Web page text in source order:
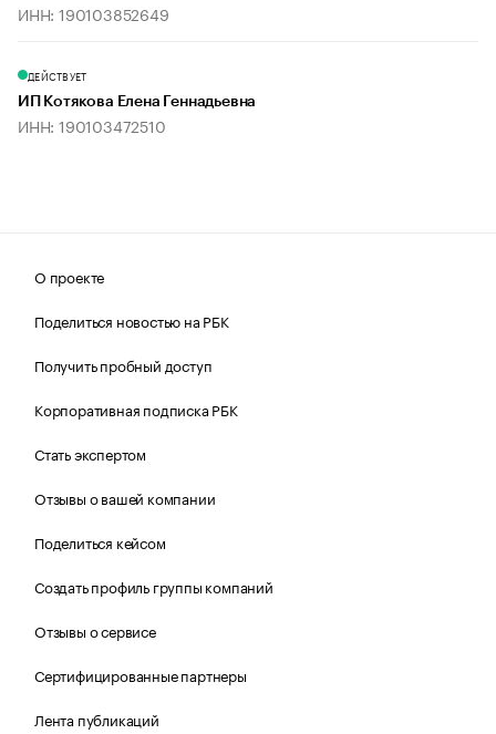
ИНН: 190103852649
ДЕЙСТВУЕТ
ИП Котякова Елена Геннадьевна
ИНН: 190103472510
О проекте
Поделиться новостью на РБК
Получить пробный доступ
Корпоративная подписка РБК
Стать экспертом
Отзывы о вашей компании
Поделиться кейсом
Создать профиль группы компаний
Отзывы о сервисе
Сертифицированные партнеры
Лента публикаций